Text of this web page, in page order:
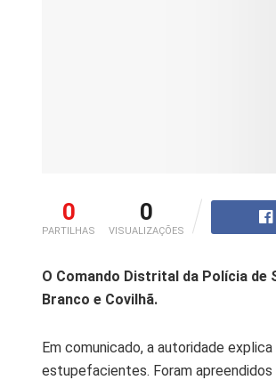
0
PARTILHAS
0
VISUALIZAÇÕES
O Comando Distrital da Polícia de
Branco e Covilhã.
Em comunicado, a autoridade
estupefacientes. Foram apreendidos